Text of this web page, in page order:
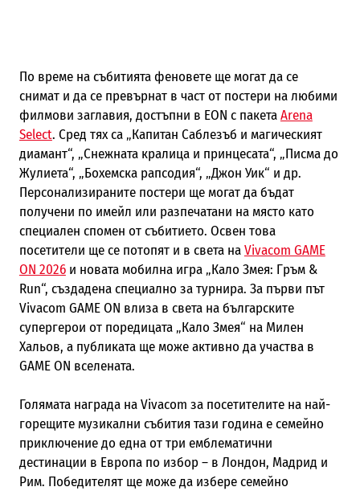
По време на събитията феновете ще могат да се
снимат и да се превърнат в част от постери на любими
филмови заглавия, достъпни в EON с пакетаArena
Select. Сред тях са „Капитан Саблезъб и магическият
диамант“, „Снежната кралица и принцесата“, „Писма до
Жулиета“, „Бохемска рапсодия“, „Джон Уик“ и др.
Персонализираните постери ще могат да бъдат
получени по имейл или разпечатани на място като
специален спомен от събитието. Освен това
посетители ще се потопят и в света наVivacom GAME
ON 2026и новата мобилна игра „Кало Змея: Гръм &
Run“, създадена специално за турнира. За първи път
Vivacom GAME ON влиза в света на българските
супергерои от поредицата „Кало Змея“ на Милен
Хальов, а публиката ще може активно да участва в
GAME ON вселената.
Голямата награда на Vivacom за посетителите на най-
горещите музикални събития тази година е семейно
приключение до една от три емблематични
дестинации в Европа по избор – в Лондон, Мадрид и
Рим. Победителят ще може да избере семейно